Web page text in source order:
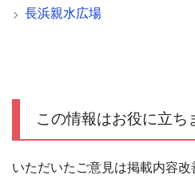
長浜親水広場
この情報はお役に立ち
いただいたご意見は掲載内容